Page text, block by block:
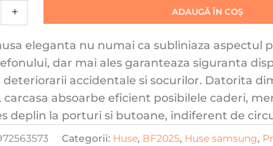
+ ADAUGĂ ÎN COȘ
eleganta nu numai ca subliniaza aspectul
dar mai ales garanteaza siguranta
accidentale si socurilor. Datorita
absoarbe eficient posibilele caderi,
deplin la porturi si butoane, indiferent de
Categorii: Huse, BF2025, Huse samsung,